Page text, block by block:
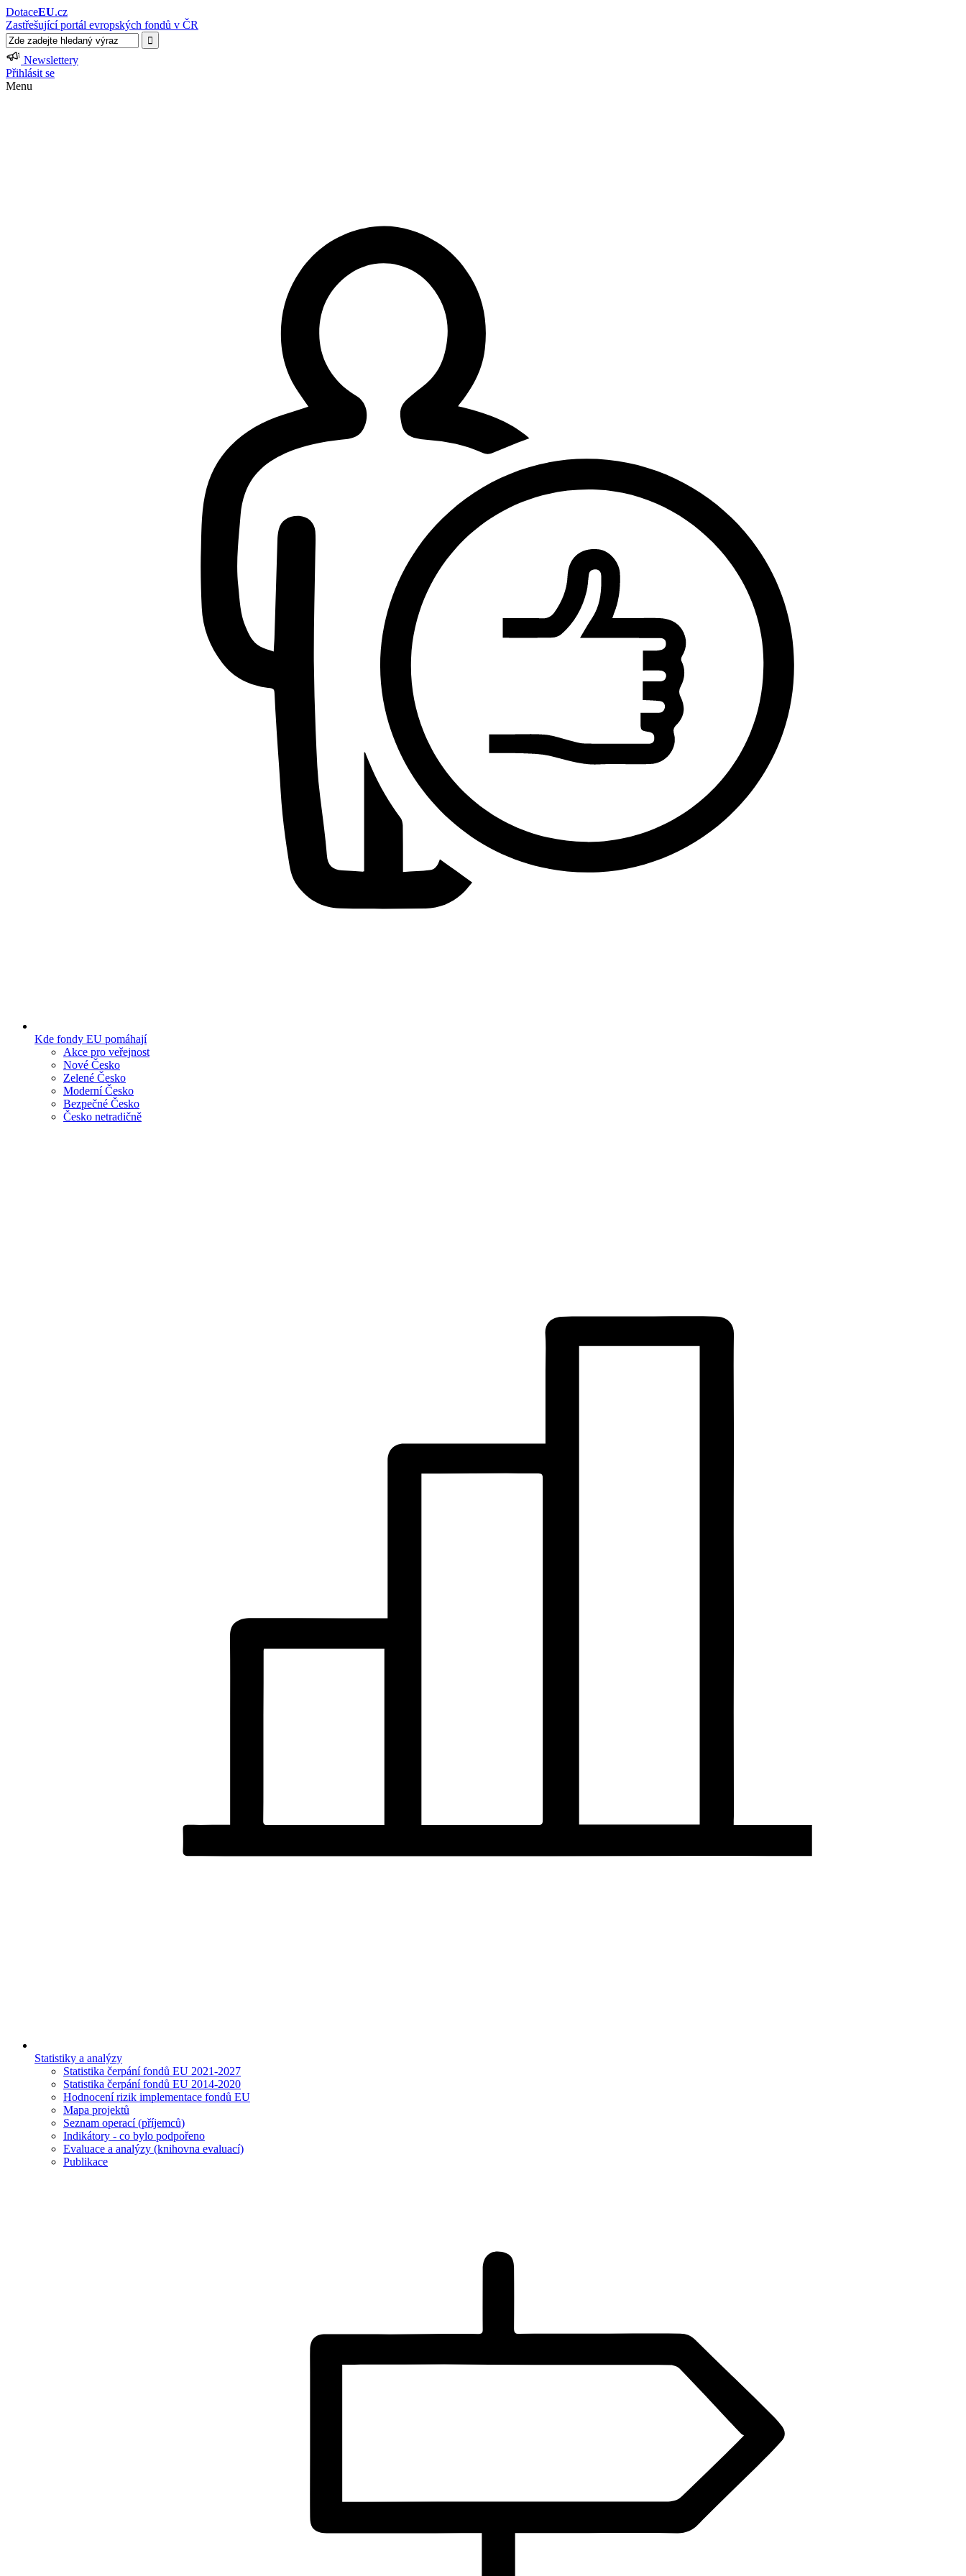
DotaceEU.cz
Zastřešující portál evropských fondů v ČR
Newslettery
Přihlásit se
Menu
Kde fondy EU pomáhají
Akce pro veřejnost
Nové Česko
Zelené Česko
Moderní Česko
Bezpečné Česko
Česko netradičně
Statistiky a analýzy
Statistika čerpání fondů EU 2021-2027
Statistika čerpání fondů EU 2014-2020
Hodnocení rizik implementace fondů EU
Mapa projektů
Seznam operací (příjemců)
Indikátory - co bylo podpořeno
Evaluace a analýzy (knihovna evaluací)
Publikace